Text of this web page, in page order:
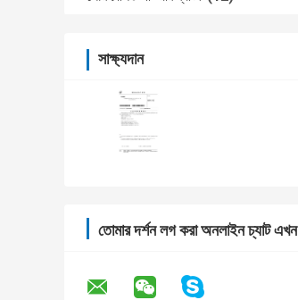
সাক্ষ্যদান
তোমার দর্শন লগ করা অনলাইন চ্যাট এখন